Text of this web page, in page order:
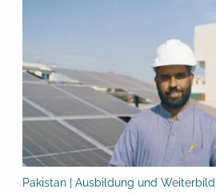
Pakistan | Ausbildung und